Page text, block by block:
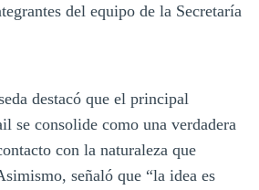
del equipo de la Secretaría
destacó que el principal
se consolide como una verdadera
con la naturaleza que
señaló que “la idea es